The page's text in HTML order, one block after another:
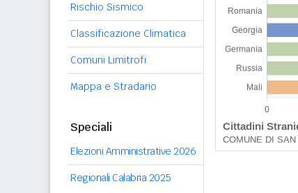
Rischio Sismico
Classificazione Climatica
Comuni Limitrofi
Mappa e Stradario
Speciali
Elezioni Amministrative 2026
Regionali Calabria 2025